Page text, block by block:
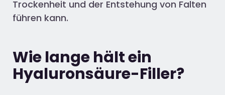
Trockenheit und der Entstehung von Falten
führen kann.
Wie lange hält ein
Hyaluronsäure-Filler?